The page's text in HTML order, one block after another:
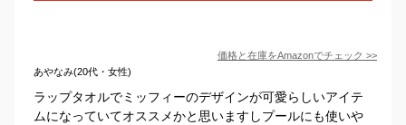
価格と在庫をAmazonでチェック >>
あやなみ(20代・女性)
ラップタオルでミッフィーのデザインが可愛らしいアイテ
ムになっていてオススメかと思いますしプールにも使いや